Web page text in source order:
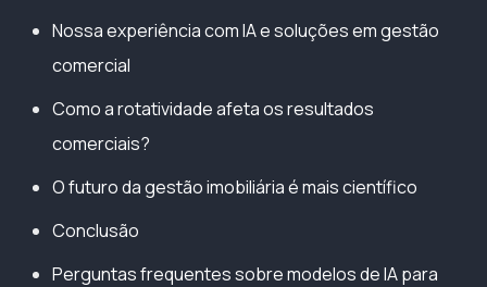
Nossa experiência com IA e soluções em gestão
comercial
Como a rotatividade afeta os resultados
comerciais?
O futuro da gestão imobiliária é mais científico
Conclusão
Perguntas frequentes sobre modelos de IA para